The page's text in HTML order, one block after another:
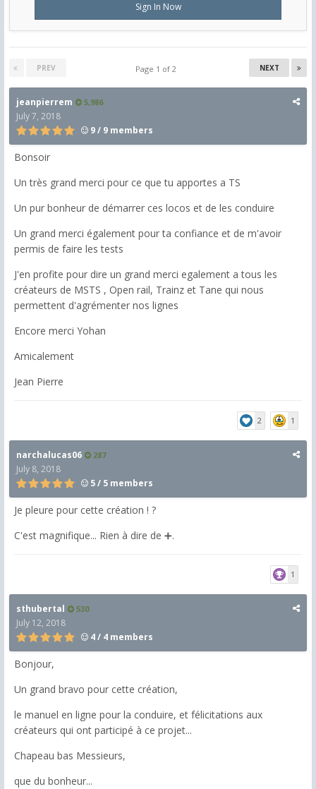
Sign In Now
PREV NEXT
Page 1 of 2
jeanpierrem 5,986
July 7, 2018
9 / 9 members
Bonsoir
Un très grand merci pour ce que tu apportes a TS
Un pur bonheur de démarrer ces locos et de les conduire
Un grand merci également pour ta confiance et de m'avoir
permis de faire les tests
J'en profite pour dire un grand merci egalement a tous les
créateurs de MSTS , Open rail, Trainz et Tane qui nous
permettent d'agrémenter nos lignes
Encore merci Yohan
Amicalement
Jean Pierre
2 1
narchalucas06 287
July 8, 2018
5 / 5 members
Je pleure pour cette création ! ?
C'est magnifique... Rien à dire de ➕.
1
sthubertal 530
July 12, 2018
4 / 4 members
Bonjour,
Un grand bravo pour cette création,
le manuel en ligne pour la conduire, et félicitations aux
créateurs qui ont participé à ce projet...
Chapeau bas Messieurs,
que du bonheur...